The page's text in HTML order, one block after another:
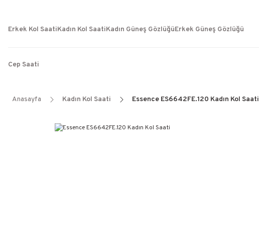
Erkek Kol SaatiKadın Kol SaatiKadın Güneş GözlüğüErkek Güneş Gözlüğü
Cep Saati
Anasayfa Kadın Kol Saati Essence ES6642FE.120 Kadın Kol Saati